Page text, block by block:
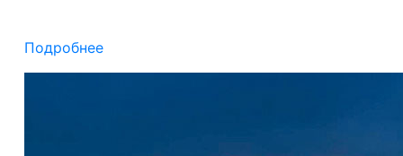
Подробнее